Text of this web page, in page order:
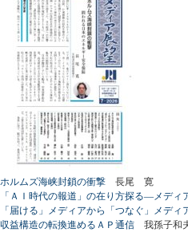
ホルムズ海峡封鎖の衝撃 長尾 寛
「ＡＩ時代の報道」の在り方探る―メディ
「届ける」メディアから「つなぐ」メディ
収益構造の転換進めるＡＰ通信 我孫子和